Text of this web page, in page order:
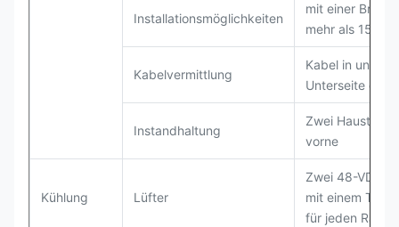
Installationsmöglichkeiten
mit einer Breite
mehr als 15 mm
Kabelvermittlung
Kabel in und
Unterseite des
Instandhaltung
Zwei
vorne
Kühlung Lüfter
Zwei 48-VDC-
mit einem
für jeden Raum